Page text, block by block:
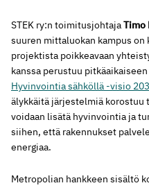
STEK ry:n toimitusjohtajaTimo
suuren mittaluokan kampus
projektista poikkeavaan
kanssa perustuu
Hyvinvointia sähköllä -visio
älykkäitä järjestelmiä korostuu
voidaan lisätä hyvinvointia ja
siihen, että rakennukset
energiaa.
Metropolian hankkeen sisältö